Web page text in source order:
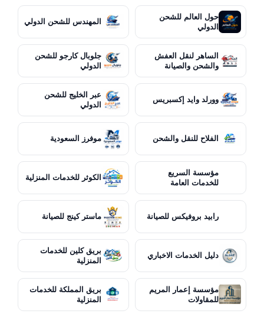
حول العالم للشحن
الدولي
المهندس للشحن الدولي
الساهر لنقل العفش
والشحن والصيانة
جلوبال كارجو للشحن
الدولي
وورلد وايد إكسبريس
عبر الخليج للشحن
الدولي
الفلاح للنقل والشحن موفرز السعودية
مؤسسة السريع
للخدمات العامة
الكوثر للخدمات المنزلية
رابيد بروفيكس للصيانة ماستر كينج للصيانة
دليل الخدمات الاخباري
بريق كلين للخدمات
المنزلية
مؤسسة إعمار المريم
للمقاولات
بريق المملكة للخدمات
المنزلية